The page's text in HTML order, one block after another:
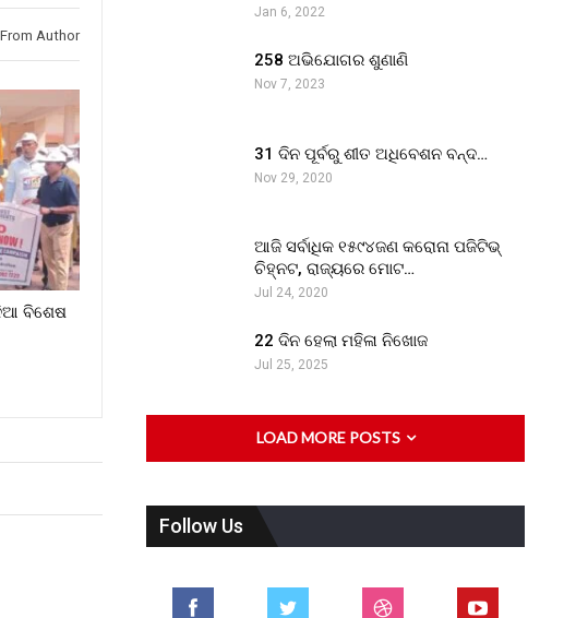
Author
ବିଶେଷ
Jan 6, 2022
258 ଅଭିଯୋଗର ଶୁଣାଣି
Nov 7, 2023
31 ଦିନ ପୂର୍ବରୁ ଶୀତ ଅଧିବେଶନ ବନ୍ଦ…
Nov 29, 2020
ଆଜି ସର୍ବାଧିକ ୧୫୯୪ଜଣ କରୋନା ପଜିଟିଭ୍
ଚିହ୍ନଟ, ରାଜ୍ୟରେ ମୋଟ…
Jul 24, 2020
22 ଦିନ ହେଲା ମହିଳା ନିଖୋଜ
Jul 25, 2025
LOAD MORE POSTS
Follow Us